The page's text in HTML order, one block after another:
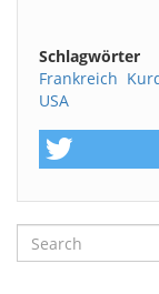
Schlagwörter
Frankreich
USA
Suche
Search